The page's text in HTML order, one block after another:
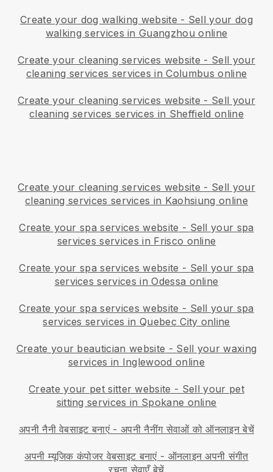
Create your dog walking website - Sell your dog
walking services in Guangzhou online
Create your cleaning services website - Sell your
cleaning services services in Columbus online
Create your cleaning services website - Sell your
cleaning services services in Sheffield online
Create your cleaning services website - Sell your
cleaning services services in Kaohsiung online
Create your spa services website - Sell your spa
services services in Frisco online
Create your spa services website - Sell your spa
services services in Odessa online
Create your spa services website - Sell your spa
services services in Quebec City online
Create your beautician website - Sell your waxing
services in Inglewood online
Create your pet sitter website - Sell your pet
sitting services in Spokane online
अपनी नैनी वेबसाइट बनाएं-अपनी नैनींग सेवाओं को ऑनलाइन बेचें
अपनी म्यूजिक कंपोजर वेबसाइट बनाएं- ऑनलाइन अपनी संगीत
रचना सेवाएँ बेचें